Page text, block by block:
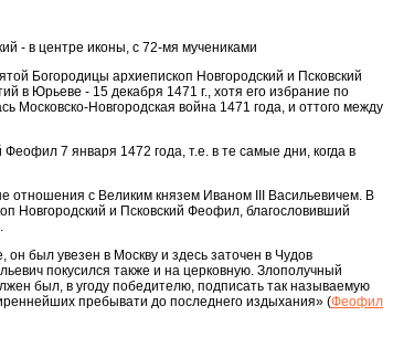
- в центре иконы, с 72-мя мучениками
Богородицы архиепископ Новгородский и Псковский
в Юрьеве - 15 декабря 1471 г., хотя его избрание по
Московско-Новгородская война 1471 года, и оттого между
7 января 1472 года, т.е. в те самые дни, когда в
отношения с Великим князем Иваном III Васильевичем. В
Новгородский и Псковский Феофил, благословивший
он был увезен в Москву и здесь заточен в Чудов
покусился также и на церковную. Злополучный
был, в угоду победителю, подписать так называемую
пребывати до последнего издыхания» (Феофил